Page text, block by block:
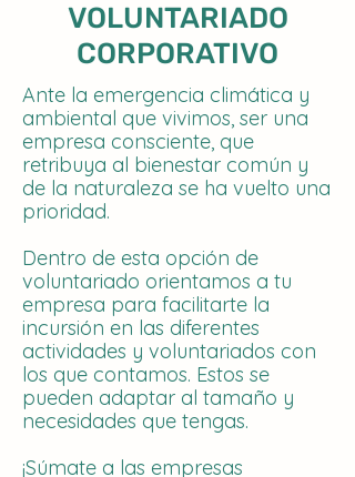
VOLUNTARIADO
CORPORATIVO
Ante la emergencia climática y
ambiental que vivimos, ser una
empresa consciente, que
retribuya al bienestar común y
de la naturaleza se ha vuelto una
prioridad.
Dentro de esta opción de
voluntariado orientamos a tu
empresa para facilitarte la
incursión en las diferentes
actividades y voluntariados con
los que contamos. Estos se
pueden adaptar al tamaño y
necesidades que tengas.
¡Súmate a las empresas